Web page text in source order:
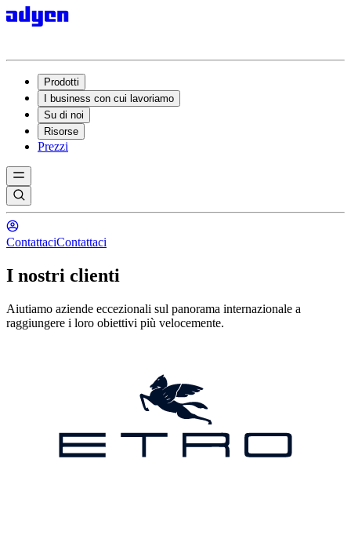
Prodotti
I business con cui lavoriamo
Su di noi
Risorse
Prezzi
ContattaciContattaci
I nostri clienti
Aiutiamo aziende eccezionali sul panorama internazionale a
raggiungere i loro obiettivi più velocemente.